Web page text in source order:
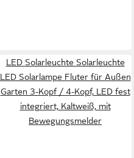
LED Solarleuchte Solarleuchte
LED Solarlampe Fluter für Außen
Garten 3-Kopf / 4-Kopf, LED fest
integriert, Kaltweiß, mit
Bewegungsmelder